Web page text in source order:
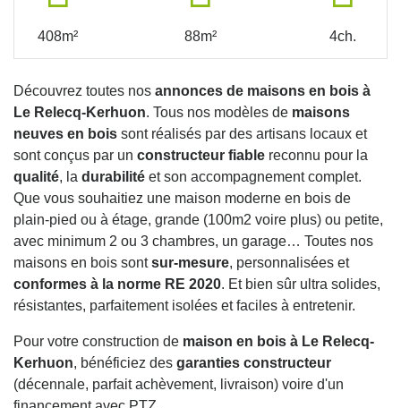
408m² 88m² 4ch.
Découvrez toutes nos annonces de maisons en bois à
Le Relecq-Kerhuon. Tous nos modèles de maisons
neuves en bois sont réalisés par des artisans locaux et
sont conçus par un constructeur fiable reconnu pour la
qualité, la durabilité et son accompagnement complet.
Que vous souhaitiez une maison moderne en bois de
plain-pied ou à étage, grande (100m2 voire plus) ou petite,
avec minimum 2 ou 3 chambres, un garage… Toutes nos
maisons en bois sontsur-mesure, personnalisées et
conformes à la norme RE 2020. Et bien sûr ultra solides,
résistantes, parfaitement isolées et faciles à entretenir.
Pour votre construction de maison en bois à Le Relecq-
Kerhuon, bénéficiez des garanties constructeur
(décennale, parfait achèvement, livraison) voire d'un